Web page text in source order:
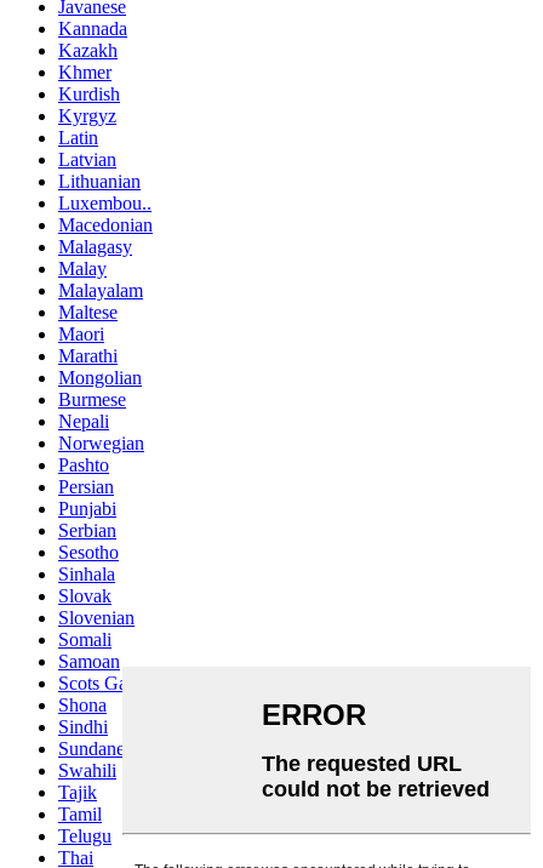
Javanese
Kannada
Kazakh
Khmer
Kurdish
Kyrgyz
Latin
Latvian
Lithuanian
Luxembou..
Macedonian
Malagasy
Malay
Malayalam
Maltese
Maori
Marathi
Mongolian
Burmese
Nepali
Norwegian
Pashto
Persian
Punjabi
Serbian
Sesotho
Sinhala
Slovak
Slovenian
Somali
Samoan
Scots Gaelic
Shona
Sindhi
Sundanese
Swahili
Tajik
Tamil
Telugu
Thai